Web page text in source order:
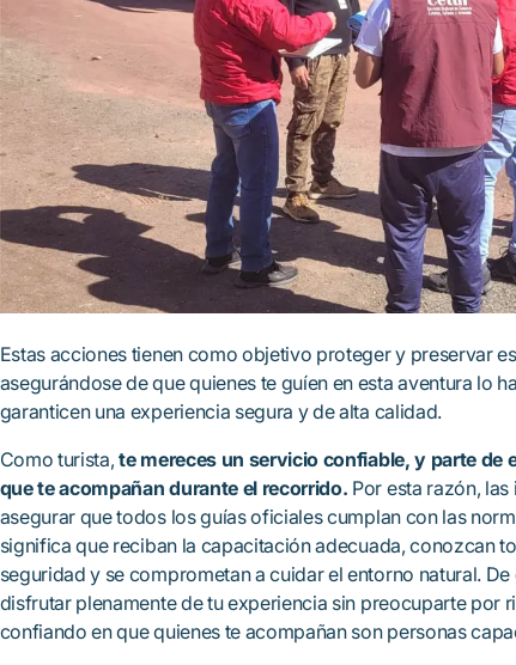
Estas acciones tienen como objetivo proteger y preservar
asegurándose de que quienes te guíen en esta aventura lo
garanticen una experiencia segura y de alta calidad.
Como turista,te mereces un servicio confiable, y parte de
que te acompañan durante el recorrido. Por esta razón,
asegurar que todos los guías oficiales cumplan con las
significa que reciban la capacitación adecuada, conozcan
seguridad y se comprometan a cuidar el entorno natural. De
disfrutar plenamente de tu experiencia sin preocuparte por
confiando en que quienes te acompañan son personas